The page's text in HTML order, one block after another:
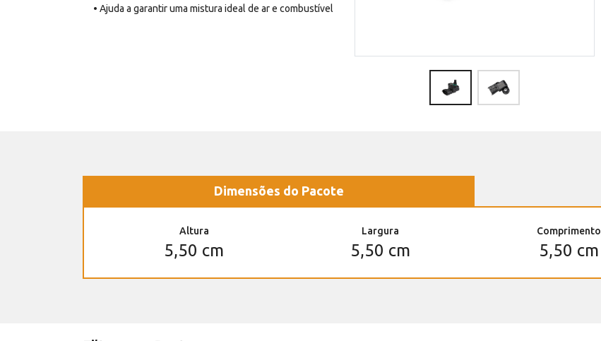
• Ajuda a garantir uma mistura ideal de ar e combustível
Dimensões do Pacote
Altura
5,50 cm
Largura
5,50 cm
Comprimento
5,50 cm